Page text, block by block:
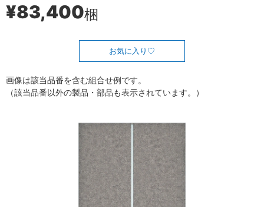
¥83,400梱
お気に入り
画像は該当品番を含む組合せ例です。
（該当品番以外の製品・部品も表示されています。）